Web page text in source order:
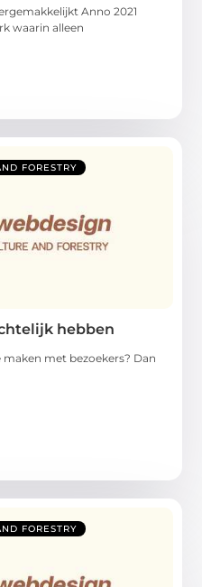
Anno 2021
waarin alleen
FORESTRY
hebben
met bezoekers? Dan
FORESTRY